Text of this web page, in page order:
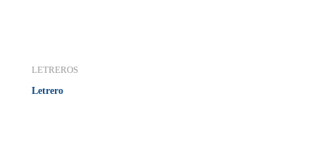
LETREROS
Letrero